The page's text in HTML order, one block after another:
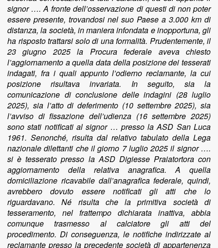
signor …. A fronte dell’osservazione di questi di non poter
essere presente, trovandosi nel suo Paese a 3.000 km di
distanza, la società, in maniera infondata e inopportuna, gli
ha risposto trattarsi solo di una formalità. Prudentemente, il
23 giugno 2025 la Procura federale aveva chiesto
l’aggiornamento a quella data della posizione dei tesserati
indagati, fra i quali appunto l’odierno reclamante, la cui
posizione risultava invariata. In seguito, sia la
comunicazione di conclusione delle indagini (28 luglio
2025), sia l’atto di deferimento (10 settembre 2025), sia
l’avviso di fissazione dell’udienza (16 settembre 2025)
sono stati notificati al signor … presso la ASD San Luca
1961. Senonché, risulta dal relativo tabulato della Lega
nazionale dilettanti che il giorno 7 luglio 2025 il signor ….
si è tesserato presso la ASD Digiesse Praiatortora con
aggiornamento della relativa anagrafica. A quella
domiciliazione ricavabile dall’anagrafica federale, quindi,
avrebbero dovuto essere notificati gli atti che lo
riguardavano. Né risulta che la primitiva società di
tesseramento, nel frattempo dichiarata inattiva, abbia
comunque trasmesso al calciatore gli atti del
procedimento. Di conseguenza, le notifiche indirizzate al
reclamante presso la precedente società di appartenenza